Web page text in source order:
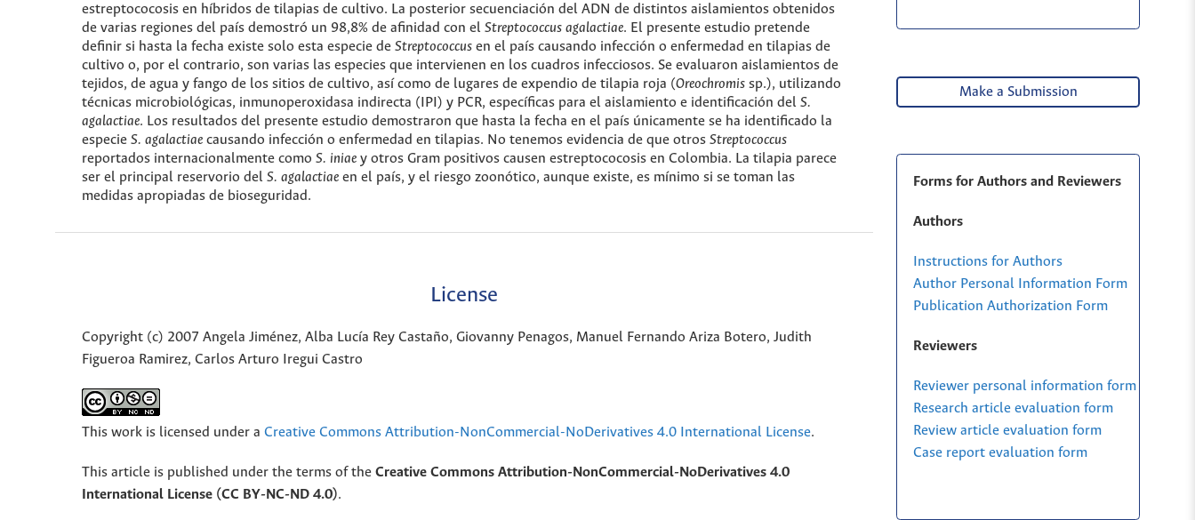
estreptococosis en híbridos de tilapias de cultivo. La posterior secuenciación del ADN de distintos aislamientos obtenidos
de varias regiones del país demostró un 98,8% de afinidad con el Streptococcus agalactiae. El presente estudio pretende
definir si hasta la fecha existe solo esta especie de Streptococcus en el país causando infección o enfermedad en tilapias de
cultivo o, por el contrario, son varias las especies que intervienen en los cuadros infecciosos. Se evaluaron aislamientos de
tejidos, de agua y fango de los sitios de cultivo, así como de lugares de expendio de tilapia roja (Oreochromis sp.), utilizando
técnicas microbiológicas, inmunoperoxidasa indirecta (IPI) y PCR, específicas para el aislamiento e identificación del S.
agalactiae. Los resultados del presente estudio demostraron que hasta la fecha en el país únicamente se ha identificado la
especie S. agalactiae causando infección o enfermedad en tilapias. No tenemos evidencia de que otros Streptococcus
reportados internacionalmente como S. iniae y otros Gram positivos causen estreptococosis en Colombia. La tilapia parece
ser el principal reservorio del S. agalactiae en el país, y el riesgo zoonótico, aunque existe, es mínimo si se toman las
medidas apropiadas de bioseguridad.
License
Copyright (c) 2007 Angela Jiménez, Alba Lucía Rey Castaño, Giovanny Penagos, Manuel Fernando Ariza Botero, Judith
Figueroa Ramirez, Carlos Arturo Iregui Castro
This work is licensed under a Creative Commons Attribution-NonCommercial-NoDerivatives 4.0 International License.
This article is published under the terms of the Creative Commons Attribution-NonCommercial-NoDerivatives 4.0
International License (CC BY-NC-ND 4.0).
Make a Submission
Forms for Authors and Reviewers
Authors
Instructions for Authors
Author Personal Information Form
Publication Authorization Form
Reviewers
Reviewer personal information form
Research article evaluation form
Review article evaluation form
Case report evaluation form